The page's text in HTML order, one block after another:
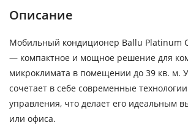
Описание
Мобильный кондиционер Ballu Platinum
— компактное и мощное решение для
микроклимата в помещении до 39 кв. м.
сочетает в себе современные
управления, что делает его идеальным
или офиса.